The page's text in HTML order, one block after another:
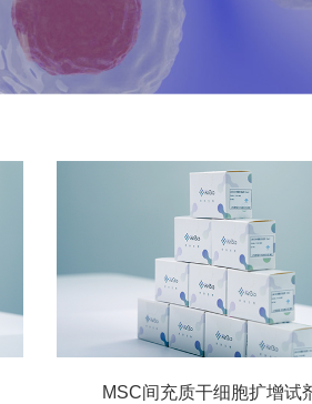
MSC间充质干细胞扩增试